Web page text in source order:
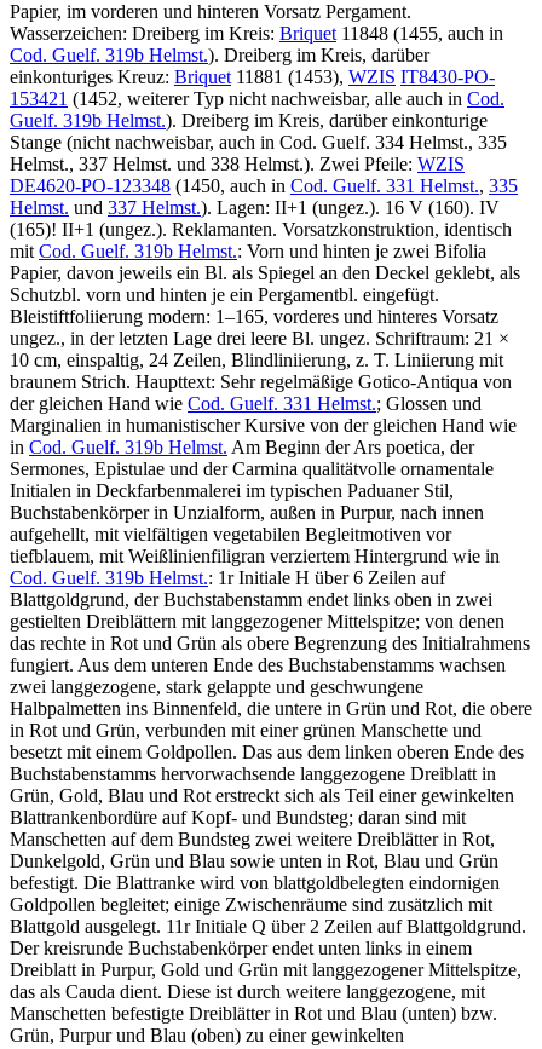
Papier, im vorderen und hinteren Vorsatz Pergament.
Wasserzeichen: Dreiberg im Kreis: Briquet 11848 (1455, auch in
Cod. Guelf. 319b Helmst.). Dreiberg im Kreis, darüber
einkonturiges Kreuz: Briquet 11881 (1453), WZIS IT8430-PO-
153421 (1452, weiterer Typ nicht nachweisbar, alle auch in Cod.
Guelf. 319b Helmst.). Dreiberg im Kreis, darüber einkonturige
Stange (nicht nachweisbar, auch in Cod. Guelf. 334 Helmst., 335
Helmst., 337 Helmst. und 338 Helmst.). Zwei Pfeile: WZIS
DE4620-PO-123348 (1450, auch in Cod. Guelf. 331 Helmst., 335
Helmst. und 337 Helmst.). Lagen: II+1 (ungez.). 16 V (160). IV
(165)! II+1 (ungez.). Reklamanten. Vorsatzkonstruktion, identisch
mit Cod. Guelf. 319b Helmst.: Vorn und hinten je zwei Bifolia
Papier, davon jeweils ein Bl. als Spiegel an den Deckel geklebt, als
Schutzbl. vorn und hinten je ein Pergamentbl. eingefügt.
Bleistiftfoliierung modern: 1–165, vorderes und hinteres Vorsatz
ungez., in der letzten Lage drei leere Bl. ungez. Schriftraum: 21 ×
10 cm, einspaltig, 24 Zeilen, Blindliniierung, z. T. Liniierung mit
braunem Strich. Haupttext: Sehr regelmäßige Gotico-Antiqua von
der gleichen Hand wie Cod. Guelf. 331 Helmst.; Glossen und
Marginalien in humanistischer Kursive von der gleichen Hand wie
in Cod. Guelf. 319b Helmst. Am Beginn der Ars poetica, der
Sermones, Epistulae und der Carmina qualitätvolle ornamentale
Initialen in Deckfarbenmalerei im typischen Paduaner Stil,
Buchstabenkörper in Unzialform, außen in Purpur, nach innen
aufgehellt, mit vielfältigen vegetabilen Begleitmotiven vor
tiefblauem, mit Weißlinienfiligran verziertem Hintergrund wie in
Cod. Guelf. 319b Helmst.: 1r Initiale H über 6 Zeilen auf
Blattgoldgrund, der Buchstabenstamm endet links oben in zwei
gestielten Dreiblättern mit langgezogener Mittelspitze; von denen
das rechte in Rot und Grün als obere Begrenzung des Initialrahmens
fungiert. Aus dem unteren Ende des Buchstabenstamms wachsen
zwei langgezogene, stark gelappte und geschwungene
Halbpalmetten ins Binnenfeld, die untere in Grün und Rot, die obere
in Rot und Grün, verbunden mit einer grünen Manschette und
besetzt mit einem Goldpollen. Das aus dem linken oberen Ende des
Buchstabenstamms hervorwachsende langgezogene Dreiblatt in
Grün, Gold, Blau und Rot erstreckt sich als Teil einer gewinkelten
Blattrankenbordüre auf Kopf- und Bundsteg; daran sind mit
Manschetten auf dem Bundsteg zwei weitere Dreiblätter in Rot,
Dunkelgold, Grün und Blau sowie unten in Rot, Blau und Grün
befestigt. Die Blattranke wird von blattgoldbelegten eindornigen
Goldpollen begleitet; einige Zwischenräume sind zusätzlich mit
Blattgold ausgelegt. 11r Initiale Q über 2 Zeilen auf Blattgoldgrund.
Der kreisrunde Buchstabenkörper endet unten links in einem
Dreiblatt in Purpur, Gold und Grün mit langgezogener Mittelspitze,
das als Cauda dient. Diese ist durch weitere langgezogene, mit
Manschetten befestigte Dreiblätter in Rot und Blau (unten) bzw.
Grün, Purpur und Blau (oben) zu einer gewinkelten